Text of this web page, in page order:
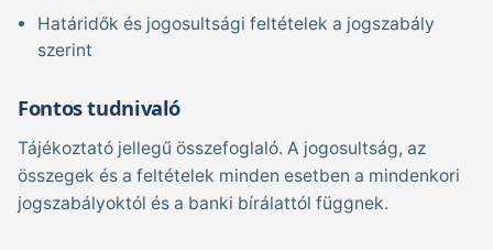
Határidők és jogosultsági feltételek a jogszabály
szerint
Fontos tudnivaló
Tájékoztató jellegű összefoglaló. A jogosultság, az
összegek és a feltételek minden esetben a mindenkori
jogszabályoktól és a banki bírálattól függnek.